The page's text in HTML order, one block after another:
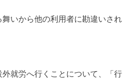
舞いから他の利用者に勘違いされ
就労へ行くことについて、「行